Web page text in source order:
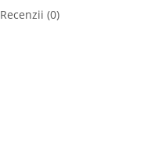
Recenzii (0)